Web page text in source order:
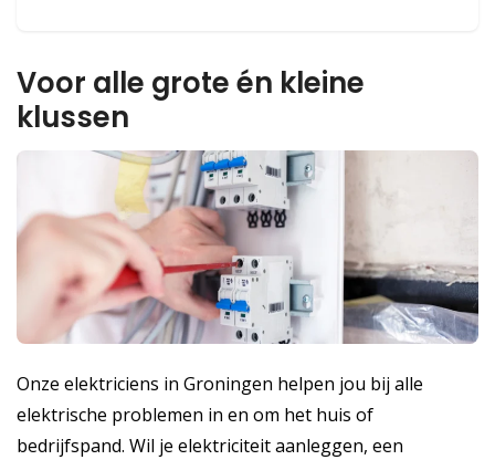
Voor alle grote én kleine
klussen
Onze elektriciens in Groningen helpen jou bij alle
elektrische problemen in en om het huis of
bedrijfspand. Wil je elektriciteit aanleggen, een